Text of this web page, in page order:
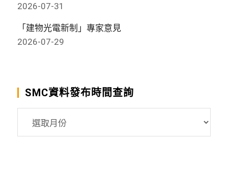
2026-07-31
「建物光電新制」專家意見
2026-07-29
SMC資料發布時間查詢